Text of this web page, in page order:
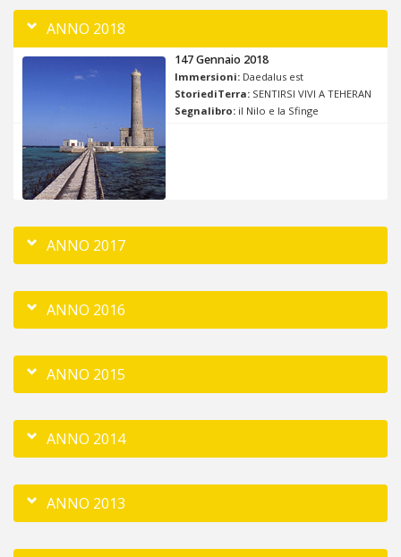
ANNO 2018
147 Gennaio 2018
Immersioni: Daedalus est
StoriediTerra: SENTIRSI VIVI A TEHERAN
Segnalibro: il Nilo e la Sfinge
ANNO 2017
ANNO 2016
ANNO 2015
ANNO 2014
ANNO 2013